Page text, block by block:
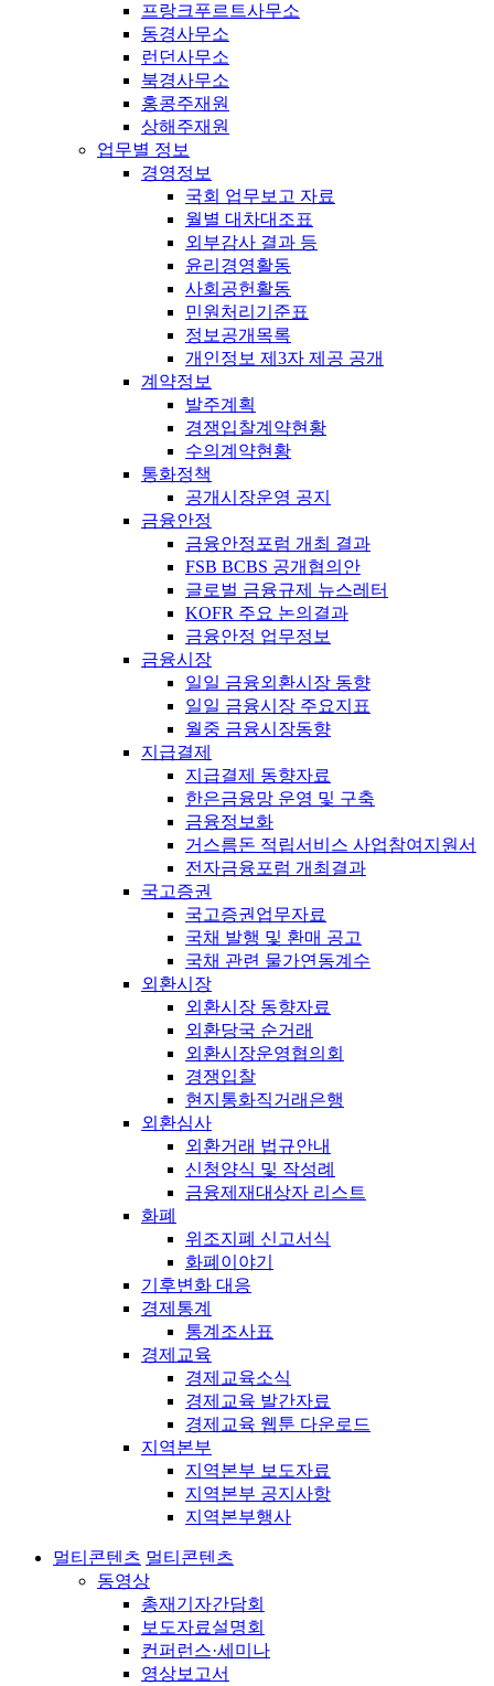
프랑크푸르트사무소
동경사무소
런던사무소
북경사무소
홍콩주재원
상해주재원
업무별 정보
경영정보
국회 업무보고 자료
월별 대차대조표
외부감사 결과 등
윤리경영활동
사회공헌활동
민원처리기준표
정보공개목록
개인정보 제3자 제공 공개
계약정보
발주계획
경쟁입찰계약현황
수의계약현황
통화정책
공개시장운영 공지
금융안정
금융안정포럼 개최 결과
FSB BCBS 공개협의안
글로벌 금융규제 뉴스레터
KOFR 주요 논의결과
금융안정 업무정보
금융시장
일일 금융외환시장 동향
일일 금융시장 주요지표
월중 금융시장동향
지급결제
지급결제 동향자료
한은금융망 운영 및 구축
금융정보화
거스름돈 적립서비스 사업참여지원서
전자금융포럼 개최결과
국고증권
국고증권업무자료
국채 발행 및 환매 공고
국채 관련 물가연동계수
외환시장
외환시장 동향자료
외환당국 순거래
외환시장운영협의회
경쟁입찰
현지통화직거래은행
외환심사
외환거래 법규안내
신청양식 및 작성례
금융제재대상자 리스트
화폐
위조지폐 신고서식
화폐이야기
기후변화 대응
경제통계
통계조사표
경제교육
경제교육소식
경제교육 발간자료
경제교육 웹툰 다운로드
지역본부
지역본부 보도자료
지역본부 공지사항
지역본부행사
멀티콘텐츠 멀티콘텐츠
동영상
총재기자간담회
보도자료설명회
컨퍼런스·세미나
영상보고서